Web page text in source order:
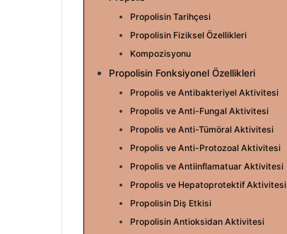
g
ö
n
d
e
Propolisin Tarihçesi
Propolisin Fiziksel Özellikleri
Kompozisyonu
Propolisin Fonksiyonel Özellikleri
Propolis ve Antibakteriyel Aktivitesi
Propolis ve Anti-Fungal Aktivitesi
Propolis ve Anti-Tümöral Aktivitesi
Propolis ve Anti-Protozoal Aktivitesi
Propolis ve Antiinflamatuar Aktivitesi
Propolis ve Hepatoprotektif Aktivitesi
Propolisin Diş Etkisi
Propolisin Antioksidan Aktivitesi